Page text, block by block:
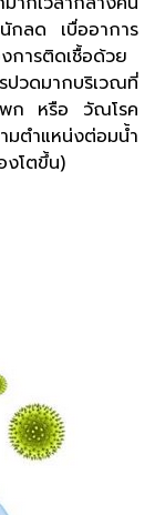
กลด เบื่ออาการ
การติดเชื้อด้วย
ปวดมากบริเวณที่
พก หรือ วัณโรค
ตำแหน่งต่อมน้ำ
งโตขึ้น)